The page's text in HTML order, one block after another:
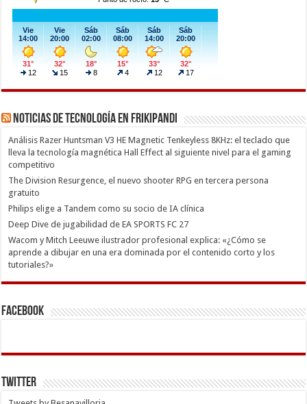
Noticias de Tecnología en Frikipandi
Análisis Razer Huntsman V3 HE Magnetic Tenkeyless 8KHz: el teclado que
lleva la tecnología magnética Hall Effect al siguiente nivel para el gaming
competitivo
The Division Resurgence, el nuevo shooter RPG en tercera persona
gratuito
Philips elige a Tandem como su socio de IA clínica
Deep Dive de jugabilidad de EA SPORTS FC 27
Wacom y Mitch Leeuwe ilustrador profesional explica: «¿Cómo se
aprende a dibujar en una era dominada por el contenido corto y los
tutoriales?»
Facebook
Twitter